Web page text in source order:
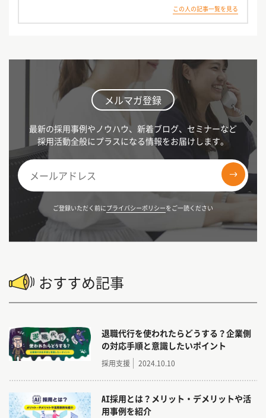
この人の記事一覧を見る
門真市、大阪市鶴見区、四條畷市、交野市を担当
し、現在は寝屋川市を担当。
メルマガ登録
最新の採用事例やノウハウ、新着ブログ、セミナーなど
採用活動全般にプラスになる情報をお届けします。
ご登録いただく前にプライバシーポリシーをご一読ください
おすすめ記事
退職代行を使われたらどうする？企業側
の対応手順と意識したいポイント
採用支援 2024.10.10
AI採用とは？メリット・デメリットや活
用事例を紹介